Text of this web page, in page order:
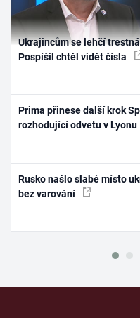
Ukrajincům se lehčí
Pospíšil chtěl vidět čísla
Prima přinese další krok
rozhodující odvetu v Lyonu
Rusko našlo slabé místo
bez varování